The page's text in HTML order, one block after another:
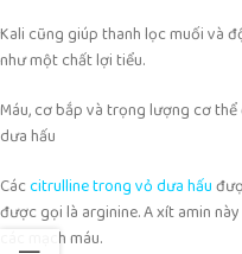
Kali cũng giúp thanh lọc muối và
như một chất lợi tiểu.
Máu, cơ bắp và trọng lượng cơ
dưa hấu
Cáccitrulline trong vỏ dưa hấu
được gọi là arginine. A xít amin
các mạch máu.